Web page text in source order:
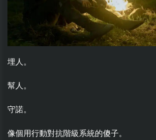
埋人。
幫人。
守諾。
像個用行動對抗階級系統的傻子。